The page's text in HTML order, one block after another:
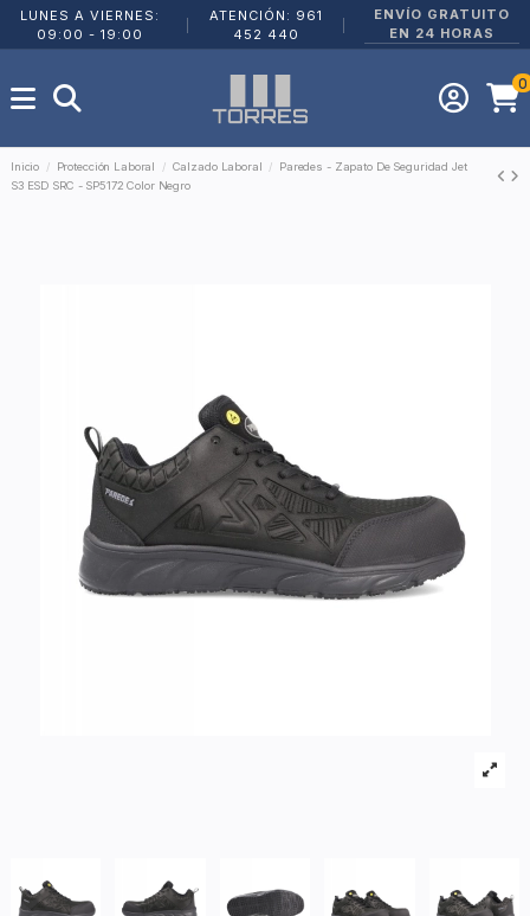
LUNES A VIERNES:
09:00 - 19:00
ATENCIÓN: 961
452 440
ENVÍO GRATUITO
EN 24 HORAS
0
Inicio Protección Laboral Calzado Laboral
Paredes - Zapato De Seguridad Jet
S3 ESD SRC - SP5172 Color Negro